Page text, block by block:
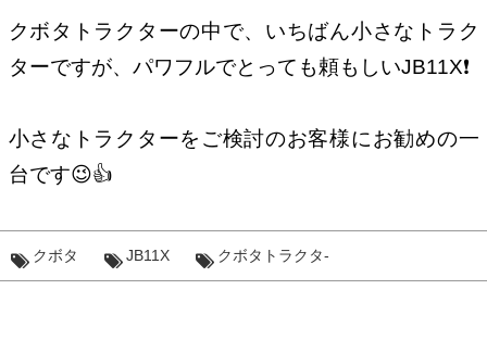
クボタトラクターの中で、いちばん小さなトラク
ターですが、パワフルでとっても頼もしいJB11X❗️
小さなトラクターをご検討のお客様にお勧めの一
台です😉👍
クボタ JB11X クボタトラクタ-